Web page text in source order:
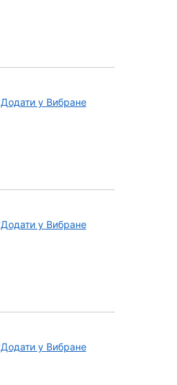
Додати у Вибране
Додати у Вибране
Додати у Вибране